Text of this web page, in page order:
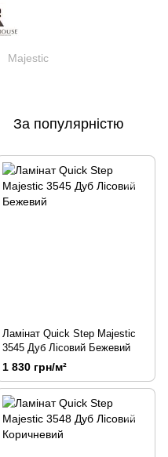
Majestic
За популярністю
Ламінат Quick Step Majestic
3545 Дуб Лісовий Бежевий
1 830 грн/м²